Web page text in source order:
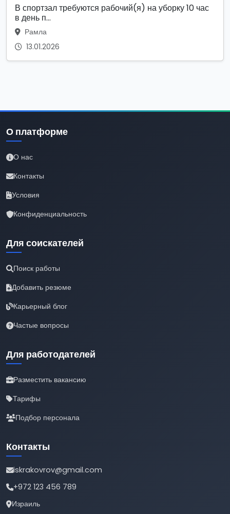
В спортзал требуются рабочий(я) на уборку 10 час
в день п...
Рамла
13.01.2026
О платформе
О нас
Контакты
Условия
Конфиденциальность
Для соискателей
Поиск работы
Добавить резюме
Карьерный блог
Частые вопросы
Для работодателей
Разместить вакансию
Тарифы
Подбор персонала
Контакты
iskrakovrov@gmail.com
+972 123 456 789
Израиль